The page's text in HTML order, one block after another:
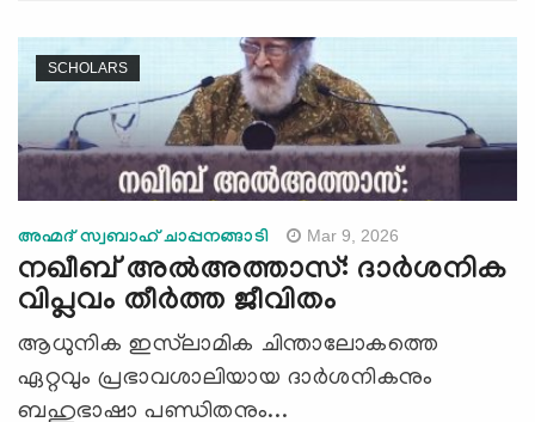
SCHOLARS
അഹ്മദ് സ്വബാഹ് ചാപ്പനങ്ങാടി Mar 9, 2026
നഖീബ് അല്‍അത്താസ്: ദാര്‍ശനിക
വിപ്ലവം തീര്‍ത്ത ജീവിതം
ആധുനിക ഇസ്‍ലാമിക ചിന്താലോകത്തെ
ഏറ്റവും പ്രഭാവശാലിയായ ദാർശനികനും
ബഹുഭാഷാ പണ്ഡിതനും...